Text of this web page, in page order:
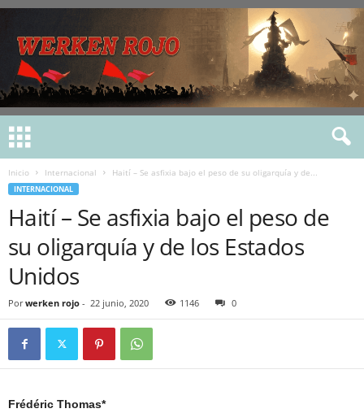
Inicio Internacional Haití – Se asfixia bajo el peso de su oligarquía y de...
INTERNACIONAL
Haití – Se asfixia bajo el peso de
su oligarquía y de los Estados
Unidos
Por werken rojo - 22 junio, 2020 1146 0
Frédéric Thomas*